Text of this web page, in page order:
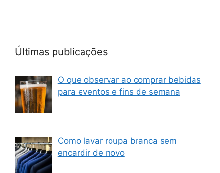
Últimas publicações
O que observar ao comprar bebidas
para eventos e fins de semana
Como lavar roupa branca sem
encardir de novo